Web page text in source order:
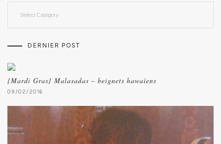
DERNIER POST
{Mardi Gras} Malasadas – beignets hawaïens
09/02/2016